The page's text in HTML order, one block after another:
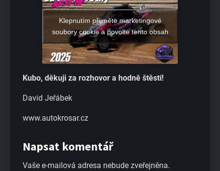
Klepnutím přijměte marketingové
soubory cookie a povolte tento obsah
Kubo, děkuji za rozhovor a hodně štěstí!
David Jeřábek
www.autokrosar.cz
Napsat komentář
Vaše e-mailová adresa nebude zveřejněna.